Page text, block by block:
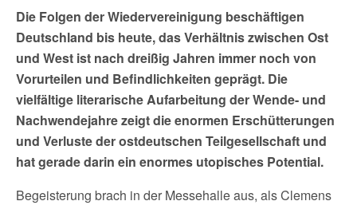
Die Folgen der Wiedervereinigung beschäftigen
Deutschland bis heute, das Verhältnis zwischen Ost
und West ist nach dreißig Jahren immer noch von
Vorurteilen und Befindlichkeiten geprägt. Die
vielfältige literarische Aufarbeitung der Wende- und
Nachwendejahre zeigt die enormen Erschütterungen
und Verluste der ostdeutschen Teilgesellschaft und
hat gerade darin ein enormes utopisches Potential.
Begeisterung brach in der Messehalle aus, als Clemens